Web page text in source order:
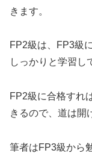
きます。
FP2級は、FP3級
しっかりと学習し
FP2級に合格すれ
きるので、道は開
筆者はFP3級から